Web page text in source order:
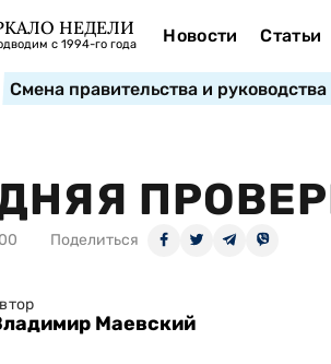
НЕДЕЛИ
с 1994-го года Новости Статьи
Смена правительства и
Поделиться
Маевский